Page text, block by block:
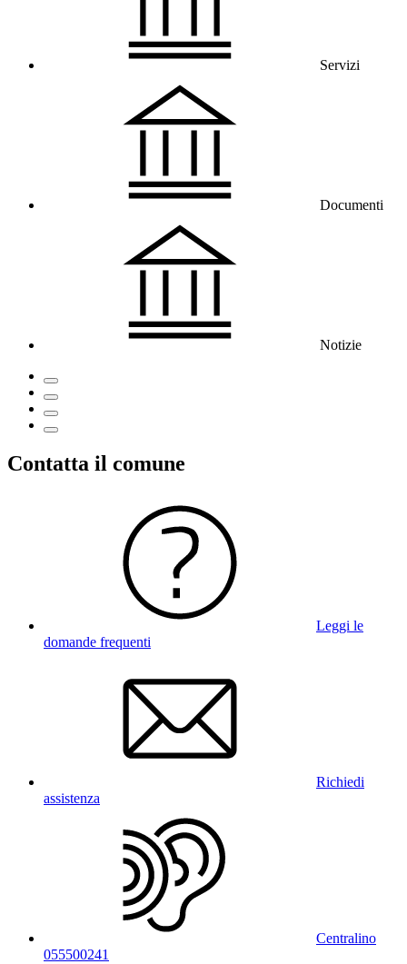
Servizi
Documenti
Notizie
Contatta il comune
Leggi le
domande frequenti
Richiedi
assistenza
Centralino
055500241